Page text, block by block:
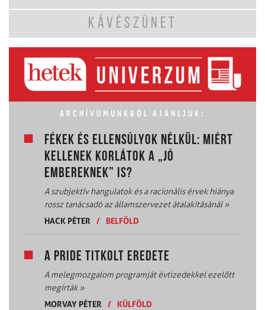
KÁVÉSZÜNET
ARCHÍVUMUNKBÓL AJÁNLJUK:
FÉKEK ÉS ELLENSÚLYOK NÉLKÜL: MIÉRT
KELLENEK KORLÁTOK A „JÓ
EMBEREKNEK” IS?
A szubjektív hangulatok és a racionális érvek hiánya
rossz tanácsadó az államszervezet átalakításánál»
HACK PÉTER
/ BELFÖLD
A PRIDE TITKOLT EREDETE
A melegmozgalom programját évtizedekkel ezelőtt
megírták»
MORVAY PÉTER
/ KÜLFÖLD